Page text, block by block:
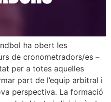
ha obert les
de cronometradors/es –
per a totes aquelles
part de l’equip arbitral i
perspectiva. La formació